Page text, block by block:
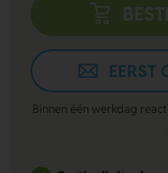
EERST
Binnen één werkdag